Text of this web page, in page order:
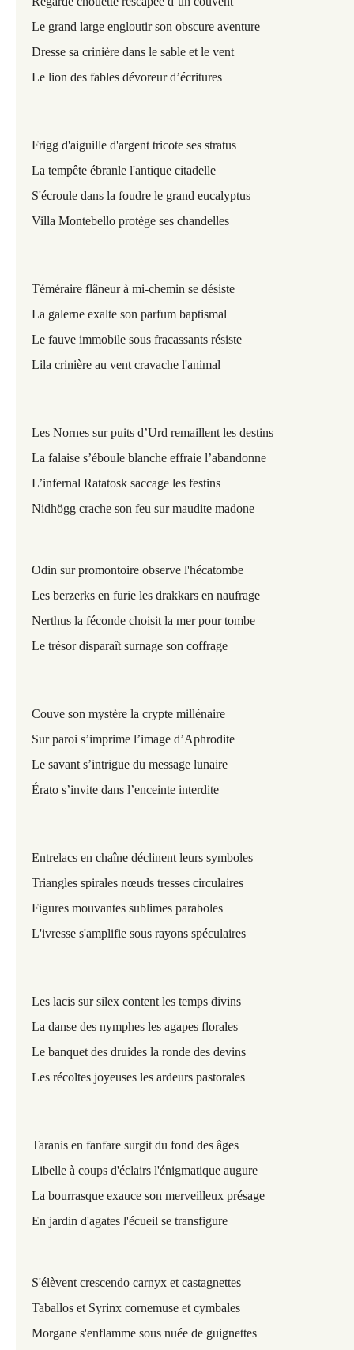
Le grand large engloutir son obscure aventure
Dresse sa crinière dans le sable et le vent
Le lion des fables dévoreur d’écritures
Frigg d'aiguille d'argent tricote ses stratus
La tempête ébranle l'antique citadelle
S'écroule dans la foudre le grand eucalyptus
Villa Montebello protège ses chandelles
Téméraire flâneur à mi-chemin se désiste
La galerne exalte son parfum baptismal
Le fauve immobile sous fracassants résiste
Lila crinière au vent cravache l'animal
Les Nornes sur puits d’Urd remaillent les destins
La falaise s’éboule blanche effraie l’abandonne
L’infernal Ratatosk saccage les festins
Nidhögg crache son feu sur maudite madone
Odin sur promontoire observe l'hécatombe
Les berzerks en furie les drakkars en naufrage
Nerthus la féconde choisit la mer pour tombe
Le trésor disparaît surnage son coffrage
Couve son mystère la crypte millénaire
Sur paroi s’imprime l’image d’Aphrodite
Le savant s’intrigue du message lunaire
Érato s’invite dans l’enceinte interdite
Entrelacs en chaîne déclinent leurs symboles
Triangles spirales nœuds tresses circulaires
Figures mouvantes sublimes paraboles
L'ivresse s'amplifie sous rayons spéculaires
Les lacis sur silex content les temps divins
La danse des nymphes les agapes florales
Le banquet des druides la ronde des devins
Les récoltes joyeuses les ardeurs pastorales
Taranis en fanfare surgit du fond des âges
Libelle à coups d'éclairs l'énigmatique augure
La bourrasque exauce son merveilleux présage
En jardin d'agates l'écueil se transfigure
S'élèvent crescendo carnyx et castagnettes
Taballos et Syrinx cornemuse et cymbales
Morgane s'enflamme sous nuée de guignettes